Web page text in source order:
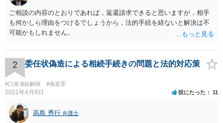
ご相談の内容のとおりであれば，返還請求できると思いますが，相手
も何かしら理由をつけるでしょうから，法的手続を経ないと解決は不
可能かもしれません。
2 委任状偽造による相続手続きの問題と法的対応策
#口座凍結解除 #偽造罪
2021年4月9日 役にたった 11
高島 秀行 弁護士